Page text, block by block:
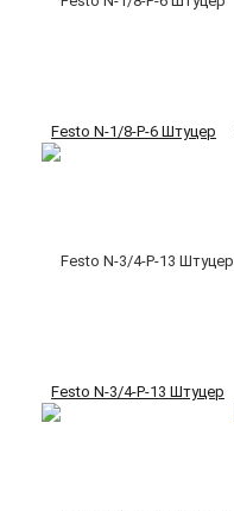
Festo N-1/8-P-6 Штуцер
Festo N-3/4-P-13 Штуцер